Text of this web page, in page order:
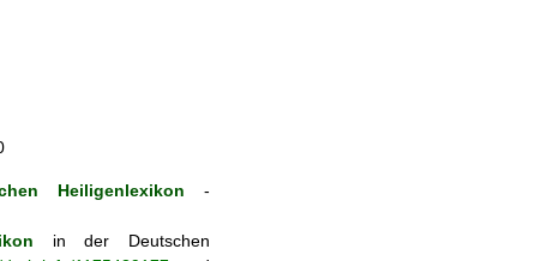
Heiligenlexikon -
in der Deutschen